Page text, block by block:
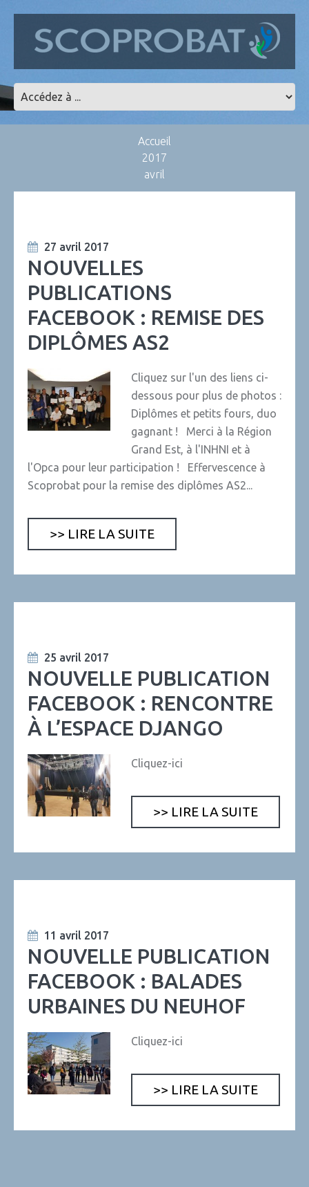
Accueil
2017
avril
27 avril 2017
NOUVELLES
PUBLICATIONS
FACEBOOK : REMISE DES
DIPLÔMES AS2
Cliquez sur l'un des liens ci-
dessous pour plus de photos :
Diplômes et petits fours, duo
gagnant ! Merci à la Région
Grand Est, à l'INHNI et à
l'Opca pour leur participation ! Effervescence à
Scoprobat pour la remise des diplômes AS2...
>> LIRE LA SUITE
25 avril 2017
NOUVELLE PUBLICATION
FACEBOOK : RENCONTRE
À L’ESPACE DJANGO
Cliquez-ici
>> LIRE LA SUITE
11 avril 2017
NOUVELLE PUBLICATION
FACEBOOK : BALADES
URBAINES DU NEUHOF
Cliquez-ici
>> LIRE LA SUITE